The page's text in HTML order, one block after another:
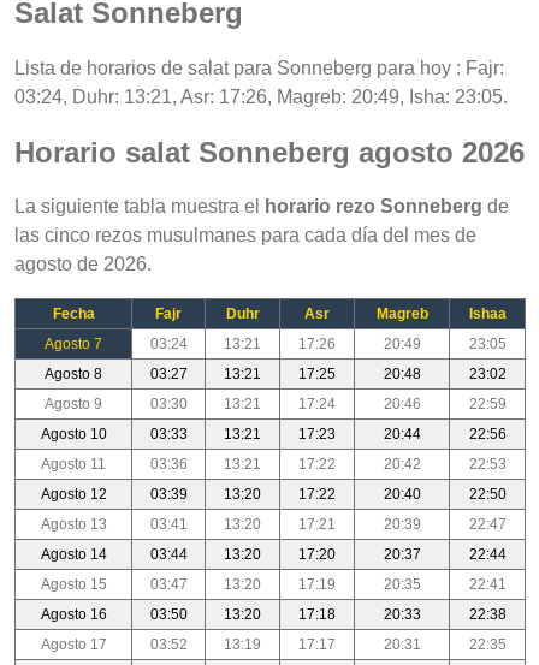
Salat Sonneberg
Lista de horarios de salat para Sonneberg para hoy : Fajr:
03:24, Duhr: 13:21, Asr: 17:26, Magreb: 20:49, Isha: 23:05.
Horario salat Sonneberg agosto 2026
La siguiente tabla muestra el horario rezo Sonneberg de
las cinco rezos musulmanes para cada día del mes de
agosto de 2026.
Fecha Fajr Duhr Asr Magreb
Ishaa
Agosto 7
03:24 13:21 17:26 20:49
23:05
Agosto 8
03:27 13:21 17:25 20:48
23:02
Agosto 9
03:30 13:21 17:24 20:46
22:59
Agosto 10
03:33 13:21 17:23 20:44
22:56
Agosto 11
03:36 13:21 17:22 20:42
22:53
Agosto 12
03:39 13:20 17:22 20:40
22:50
Agosto 13
03:41 13:20 17:21 20:39
22:47
Agosto 14
03:44 13:20 17:20 20:37
22:44
Agosto 15
03:47 13:20 17:19 20:35
22:41
Agosto 16
03:50 13:20 17:18 20:33
22:38
Agosto 17
03:52 13:19 17:17 20:31
22:35